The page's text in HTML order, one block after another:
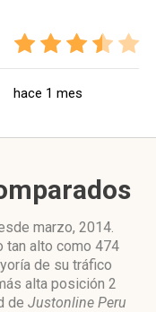
hace 1 mes
marzo, 2014.
tan alto como 474
de su tráfico
alta posición 2
de Justonline Peru